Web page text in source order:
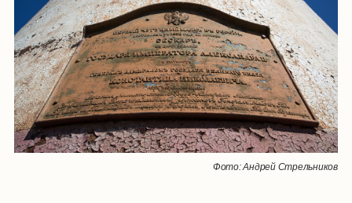
Фото: Андрей Стрельников